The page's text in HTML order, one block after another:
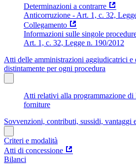
Determinazioni a contrarre
Anticorruzione - Art. 1, c. 32,
Collegamento
Informazioni sulle singole
Art. 1, c. 32, Legge n. 190/2012
Atti delle amministrazioni aggiudicatrici e
distintamente per ogni procedura
Atti relativi alla programmazione di
forniture
Sovvenzioni, contributi, sussidi, vantaggi
Criteri e modalità
Atti di concessione
Bilanci